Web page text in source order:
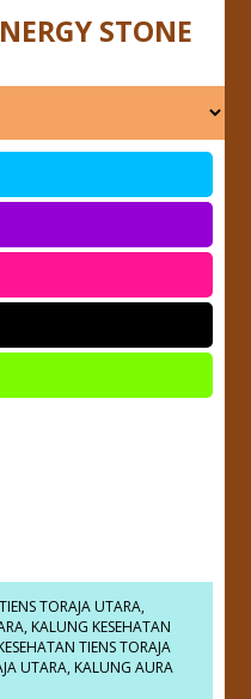
STONE
TORAJA UTARA,
, KALUNG KESEHATAN
TIENS TORAJA
UTARA, KALUNG AURA